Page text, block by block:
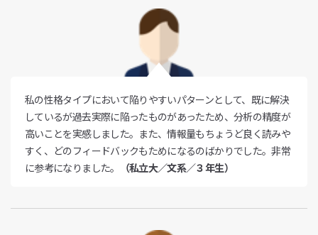
私の性格タイプにおいて陥りやすいパターンとして、既に解決
しているが過去実際に陥ったものがあったため、分析の精度が
高いことを実感しました。また、情報量もちょうど良く読みや
すく、どのフィードバックもためになるのばかりでした。非常
に参考になりました。
（私立大／文系／３年生）